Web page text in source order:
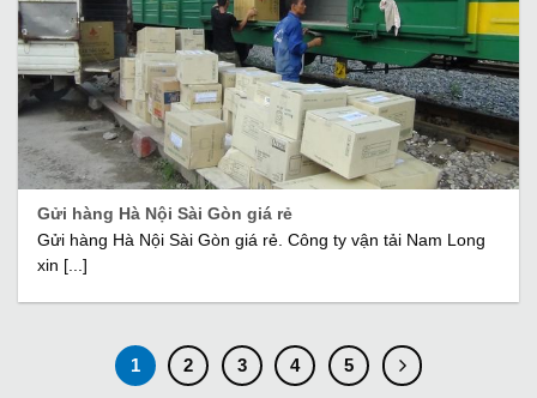
Gửi hàng Hà Nội Sài Gòn giá rẻ
Gửi hàng Hà Nội Sài Gòn giá rẻ. Công ty vận tải Nam Long
xin [...]
1 2 3 4 5